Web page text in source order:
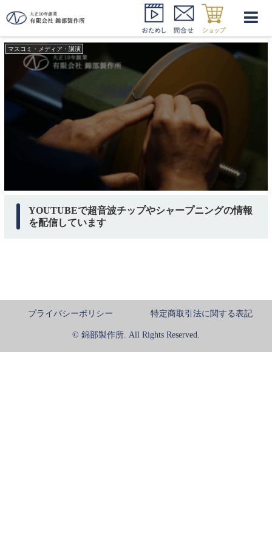
YOUTUBE
マスコミ・メディア・講演
YOUTUBEで超音波チップやシャープニングの情報
を配信しています
プライバシーポリシー 特定商取引法に関する表記
© 錦部製作所. All Rights Reserved.